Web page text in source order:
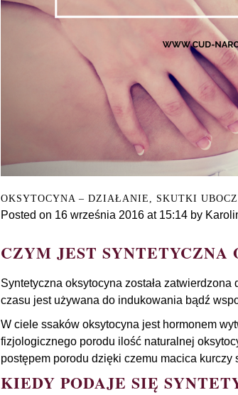
OKSYTOCYNA – DZIAŁANIE, SKUTKI
Posted on 16 września 2016 at 15:14 by
CZYM JEST SYNTETYCZNA
Syntetyczna oksytocyna została
czasu jest używana do indukowania bądź
W ciele ssaków oksytocyna jest hormonem
fizjologicznego porodu ilość naturalnej
postępem porodu dzięki czemu macica kurczy
KIEDY PODAJE SIĘ